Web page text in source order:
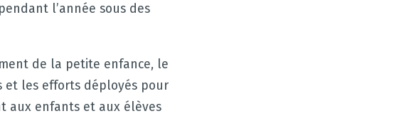
l’année sous des
de la petite enfance, le
et les efforts déployés pour
aux enfants et aux élèves